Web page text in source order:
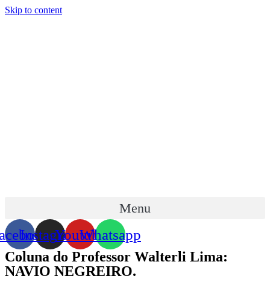
Skip to content
Menu
InstagramYoutubeWhatsapp
Coluna do Professor Walterli Lima:
NAVIO NEGREIRO.